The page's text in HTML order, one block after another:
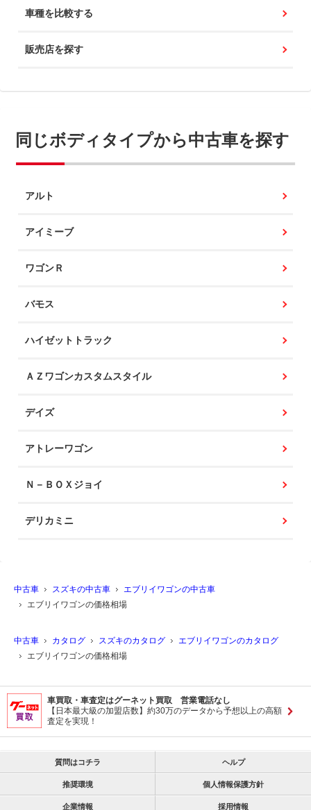
車種を比較する
販売店を探す
同じボディタイプから中古車を探す
アルト
アイミーブ
ワゴンＲ
バモス
ハイゼットトラック
ＡＺワゴンカスタムスタイル
デイズ
アトレーワゴン
Ｎ－ＢＯＸジョイ
デリカミニ
中古車 スズキの中古車
エブリイワゴンの中古車
エブリイワゴンの価格相場
中古車 カタログ スズキのカタログ
エブリイワゴンのカタログ
エブリイワゴンの価格相場
車買取・車査定はグーネット買取 営業電話なし
【日本最大級の加盟店数】約30万のデータから予想以上の高額
査定を実現！
質問はコチラ ヘルプ
推奨環境 個人情報保護方針
企業情報 採用情報